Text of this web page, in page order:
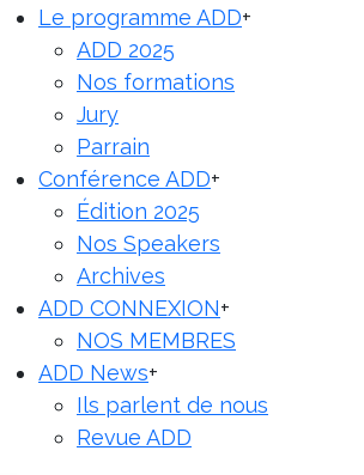
Le programme ADD+
ADD 2025
Nos formations
Jury
Parrain
Conférence ADD+
Édition 2025
Nos Speakers
Archives
ADD CONNEXION+
NOS MEMBRES
ADD News+
Ils parlent de nous
Revue ADD